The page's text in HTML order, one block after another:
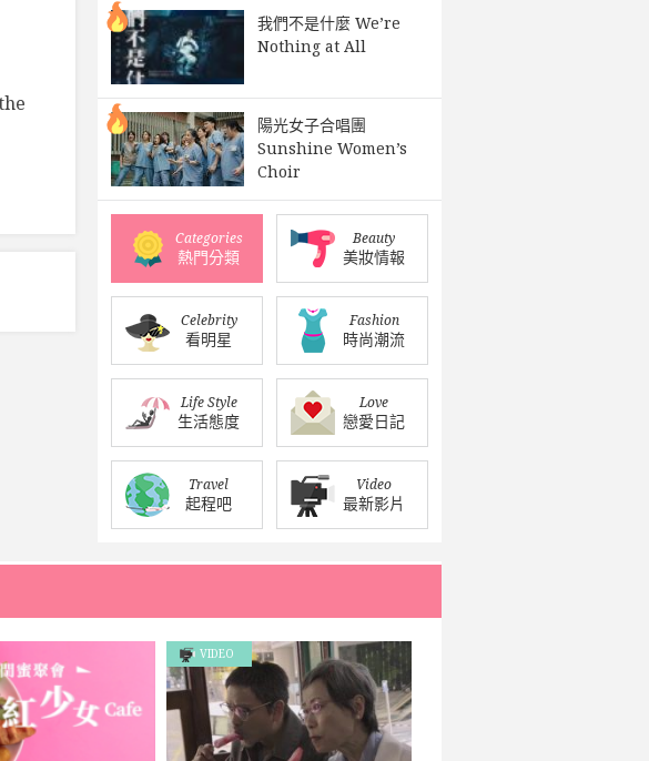
我們不是什麼 We’re
Nothing at All
陽光女子合唱團
Sunshine Women’s
Choir
Categories
熱門分類
Beauty
美妝情報
Celebrity
看明星
Fashion
時尚潮流
Life Style
生活態度
Love
戀愛日記
Travel
起程吧
Video
最新影片
VIDEO